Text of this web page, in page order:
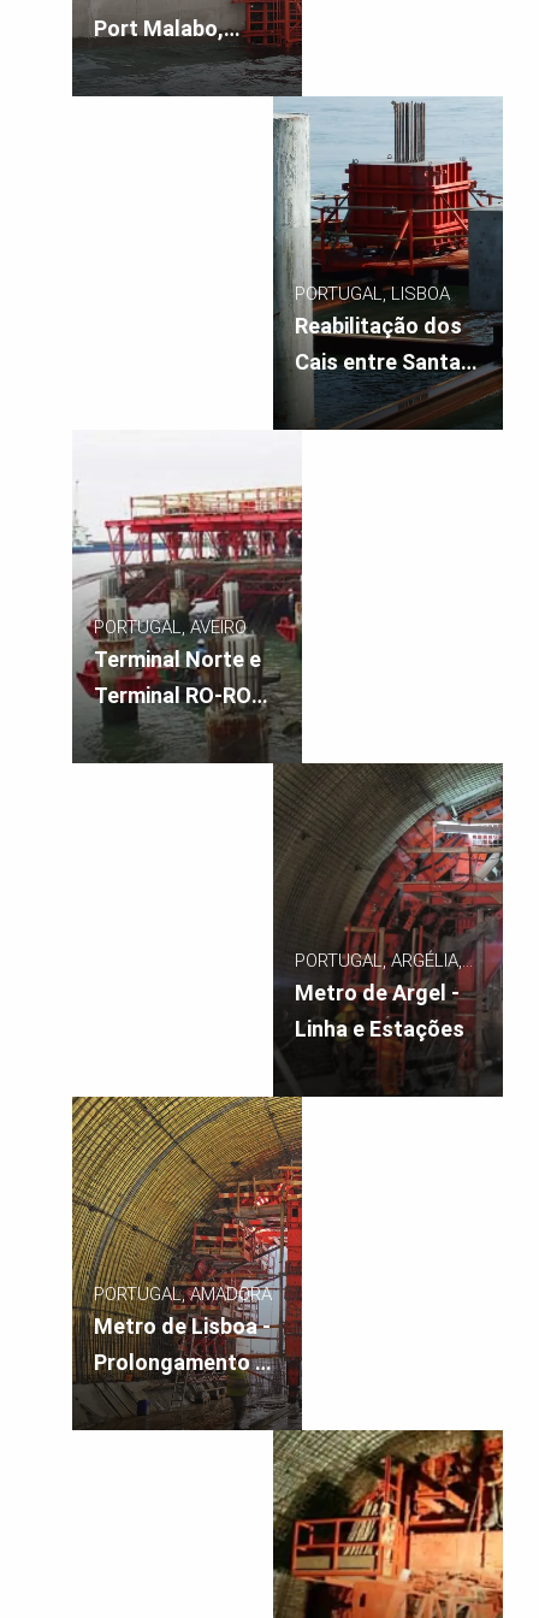
Port Malabo,
Guiné Equatorial
PORTUGAL, LISBOA
Reabilitação dos
Cais entre Santa
Apolónia e o
Jardim do Tabaco
PORTUGAL, AVEIRO
Terminal Norte e
Terminal RO-RO
do Porto de
Aveiro
PORTUGAL, ARGÉLIA,
ARGEL
Metro de Argel -
Linha e Estações
PORTUGAL, AMADORA
Metro de Lisboa -
Prolongamento da
Linha Azul,
Estação da